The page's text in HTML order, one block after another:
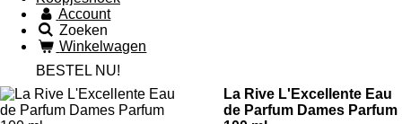
Account
Zoeken
Winkelwagen
BESTEL NU!
La Rive L'Excellente Eau
de Parfum Dames Parfum